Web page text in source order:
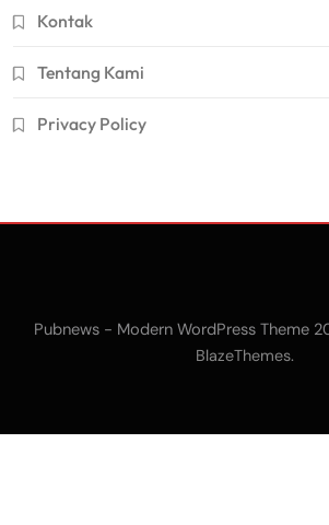
Kontak
Tentang Kami
Privacy Policy
Pubnews - Modern WordPress Theme
BlazeThemes.